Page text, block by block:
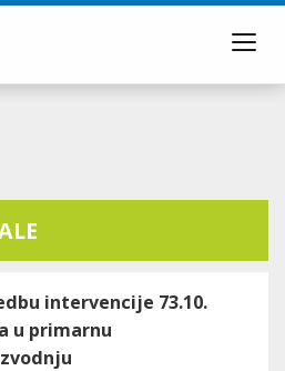
intervencije 73.10.
u primarnu